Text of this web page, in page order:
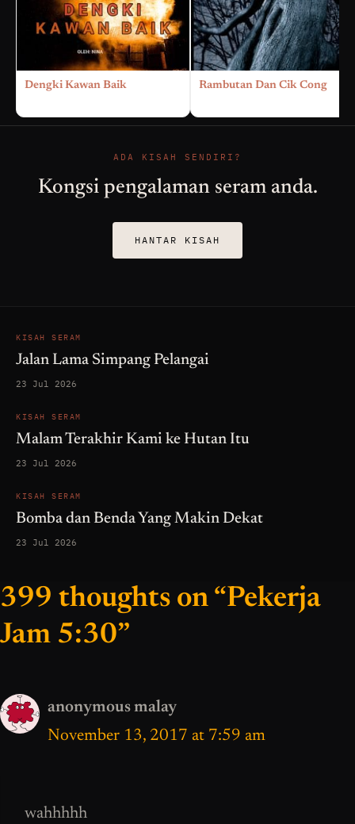
Dengki Kawan Baik Rambutan Dan Cik Cong
ADA KISAH SENDIRI?
Kongsi pengalaman seram anda.
HANTAR KISAH
KISAH SERAM
Jalan Lama Simpang Pelangai
23 Jul 2026
KISAH SERAM
Malam Terakhir Kami ke Hutan Itu
23 Jul 2026
KISAH SERAM
Bomba dan Benda Yang Makin Dekat
23 Jul 2026
399 thoughts on “Pekerja
Jam 5:30”
anonymous malay
November 13, 2017 at 7:59 am
wahhhhh